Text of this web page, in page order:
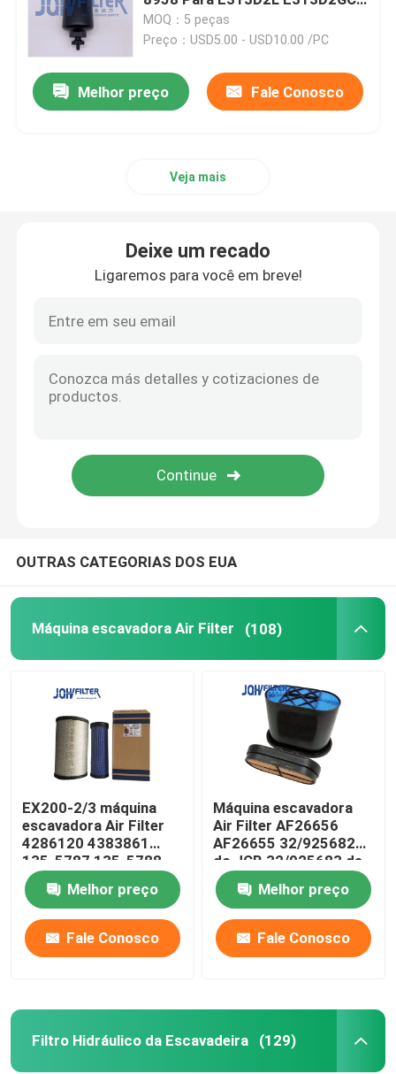
Filtro de Combustível da Escavadeira
Filtro Hidráulico da Escavadeira
Filtro de ar da cabine
Filtro Komatsu
Máquina escavadora Filters de Hitachi
Filtro de Doosan
E320E E320DG2 E323D2L
MOQ：5 peças
Preço：USD5.00 - USD10.00 /PC
Melhor preço Fale Conosco
Veja mais
Deixe um recado
Ligaremos para você em breve!
OUTRAS CATEGORIAS DOS EUA
Máquina escavadora Air Filter (108)
EX200-2/3 máquina
escavadora Air Filter
4286120 4383861
135-5787 135-5788
Melhor preço
Fale Conosco
Máquina escavadora
Air Filter AF26656
AF26655 32/925682
do JCB 32/925683 de
P608533
Melhor preço
Fale Conosco
Filtro Hidráulico da Escavadeira (129)